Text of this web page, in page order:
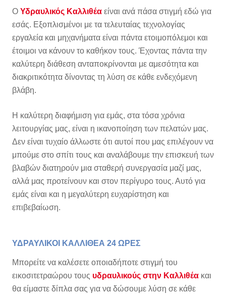
Ο Υδραυλικός Καλλιθέα είναι ανά πάσα στιγμή εδώ για
εσάς. Εξοπλισμένοι με τα τελευταίας τεχνολογίας
εργαλεία και μηχανήματα είναι πάντα ετοιμοπόλεμοι και
έτοιμοι να κάνουν το καθήκον τους. Έχοντας πάντα την
καλύτερη διάθεση ανταποκρίνονται με αμεσότητα και
διακριτικότητα δίνοντας τη λύση σε κάθε ενδεχόμενη
βλάβη.
Η καλύτερη διαφήμιση για εμάς, στα τόσα χρόνια
λειτουργίας μας, είναι η ικανοποίηση των πελατών μας.
Δεν είναι τυχαίο άλλωστε ότι αυτοί που μας επιλέγουν να
μπούμε στο σπίτι τους και αναλάβουμε την επισκευή των
βλαβών διατηρούν μια σταθερή συνεργασία μαζί μας,
αλλά μας προτείνουν και στον περίγυρο τους. Αυτό για
εμάς είναι και η μεγαλύτερη ευχαρίστηση και
επιβεβαίωση.
ΥΔΡΑΥΛΙΚΟΙ ΚΑΛΛΙΘΕΑ 24 ΩΡΕΣ
Μπορείτε να καλέσετε οποιαδήποτε στιγμή του
εικοσιτετραώρου τους υδραυλικούς στην Καλλιθέα και
θα είμαστε δίπλα σας για να δώσουμε λύση σε κάθε